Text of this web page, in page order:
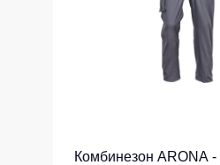
Комбинезон ARONA